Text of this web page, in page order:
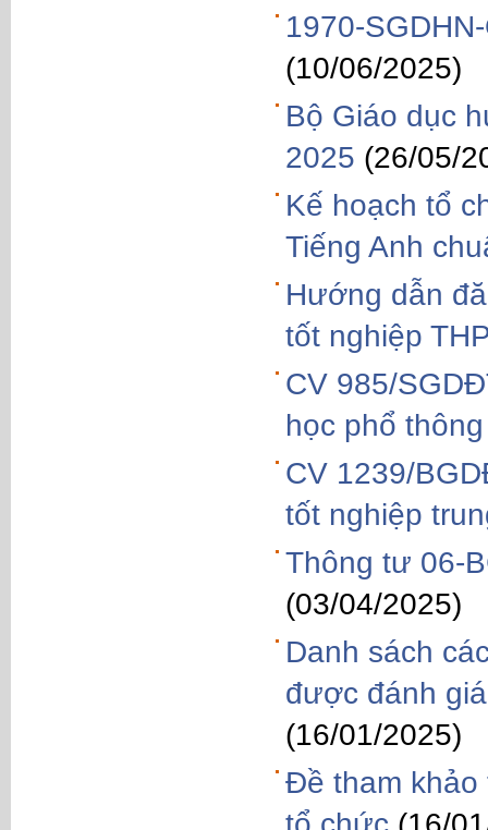
1970-
(10/06/2025)
Bộ Giáo dục
2025 (26/05/
Kế hoạch tổ
Tiếng Anh
Hướng dẫn
tốt nghiệp
CV 985/
học phổ
CV 1239/
tốt nghiệp
Thông tư 06-
(03/04/2025)
Danh sách
được đánh
(16/01/2025)
Đề tham khảo